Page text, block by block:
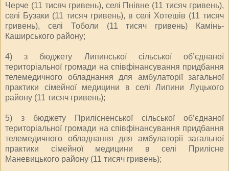
Черче (11 тисяч гривень), селі Пнівне (11 тисяч гривень),
селі Бузаки (11 тисяч гривень), в селі Хотешів (11 тисяч
гривень), селі Тоболи (11 тисяч гривень) Камінь-
Каширського району;
4) з бюджету Липинської сільської об’єднаної
територіальної громади на співфінансування придбання
телемедичного обладнання для амбулаторії загальної
практики сімейної медицини в селі Липини Луцького
району (11 тисяч гривень);
5) з бюджету Прилісненської сільської об’єднаної
територіальної громади на співфінансування придбання
телемедичного обладнання для амбулаторії загальної
практики сімейної медицини в селі Прилісне
Маневицького району (11 тисяч гривень);